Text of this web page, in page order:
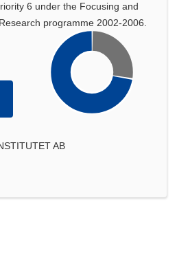
6 under the Focusing and
programme 2002-2006.
AB